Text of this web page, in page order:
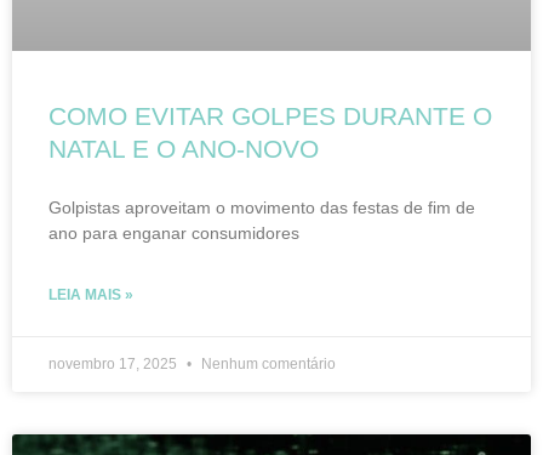
COMO EVITAR GOLPES DURANTE O
NATAL E O ANO-NOVO
Golpistas aproveitam o movimento das festas de fim de
ano para enganar consumidores
LEIA MAIS »
novembro 17, 2025 Nenhum comentário